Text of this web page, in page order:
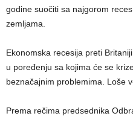
godine suočiti sa najgorom
zemljama.
Ekonomska recesija preti
u poređenju sa kojima će se
beznačajnim problemima. Loše
Prema rečima predsednika